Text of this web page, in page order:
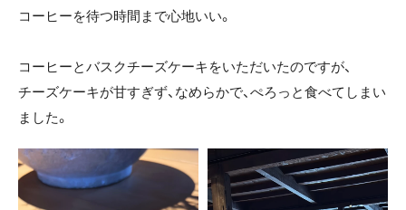
コーヒーを待つ時間まで心地いい。
コーヒーとバスクチーズケーキをいただいたのですが、
チーズケーキが甘すぎず、なめらかで、ぺろっと食べてしまい
ました。